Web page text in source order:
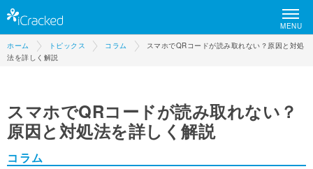
MENU
ホーム トピックス コラム
スマホでQRコードが読み取れない？原因と対処
法を詳しく解説
スマホでQRコードが読み取れない？
原因と対処法を詳しく解説
コラム